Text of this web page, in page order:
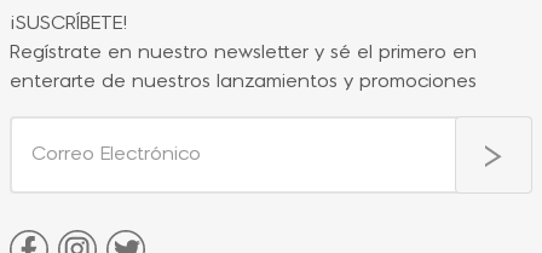
¡SUSCRÍBETE!
Regístrate en nuestro newsletter y sé el primero en
enterarte de nuestros lanzamientos y promociones